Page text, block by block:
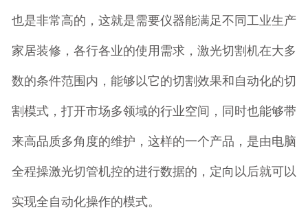
也是非常高的，这就是需要仪器能满足不同工业生产
家居装修，各行各业的使用需求，激光切割机在大多
数的条件范围内，能够以它的切割效果和自动化的切
割模式，打开市场多领域的行业空间，同时也能够带
来高品质多角度的维护，这样的一个产品，是由电脑
全程操激光切管机控的进行数据的，定向以后就可以
实现全自动化操作的模式。